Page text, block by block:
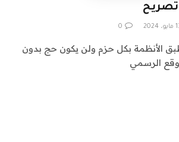
2024
0
الأنظمة بكل حزم ولن يكون حج بدون
الرسمي